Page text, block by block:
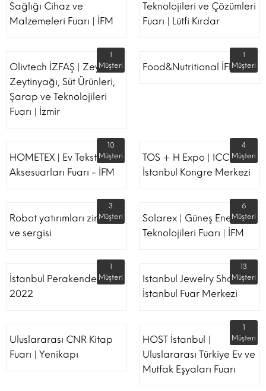
Sağlığı Cihaz ve
Malzemeleri Fuarı | İFM
Teknolojileri ve Çözümleri
Fuarı | Lütfi Kırdar
Olivtech İZFAŞ | Zeytin,
Zeytinyağı, Süt Ürünleri,
Şarap ve Teknolojileri
Fuarı | İzmir
1
Müşteri
Food&Nutritional İFM
1
Müşteri
HOMETEX | Ev Tekstili Ve
Aksesuarları Fuarı - İFM
10
Müşteri
TOS + H Expo | ICC -
İstanbul Kongre Merkezi
4
Müşteri
Robot yatırımları zirvesi
ve sergisi
3
Müşteri
Solarex | Güneş Enerjisi &
Teknolojileri Fuarı | İFM
6
Müşteri
İstanbul Perakende Fuarı
2022
1
Müşteri
Istanbul Jewelry Show |
İstanbul Fuar Merkezi
13
Müşteri
Uluslararası CNR Kitap
Fuarı | Yenikapı
HOST İstanbul |
Uluslararası Türkiye Ev ve
Mutfak Eşyaları Fuarı
1
Müşteri